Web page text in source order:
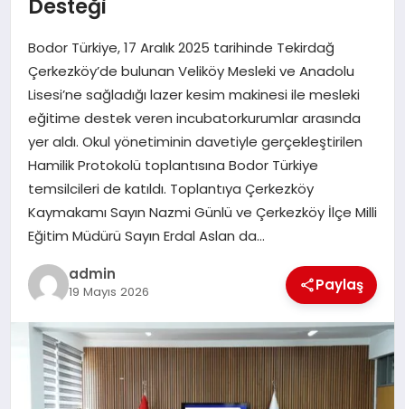
TEKNOLOJI
Desteği
Bodor Türkiye, 17 Aralık 2025 tarihinde Tekirdağ
Çerkezköy’de bulunan Veliköy Mesleki ve Anadolu
Lisesi’ne sağladığı lazer kesim makinesi ile mesleki
eğitime destek veren incubatorkurumlar arasında
yer aldı. Okul yönetiminin davetiyle gerçekleştirilen
Hamilik Protokolü toplantısına Bodor Türkiye
temsilcileri de katıldı. Toplantıya Çerkezköy
Kaymakamı Sayın Nazmi Günlü ve Çerkezköy İlçe Milli
Eğitim Müdürü Sayın Erdal Aslan da…
admin
19 Mayıs 2026 Paylaş